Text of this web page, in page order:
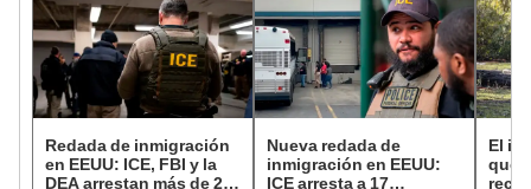
Redada de inmigración
en EEUU: ICE, FBI y la
DEA arrestan más de 20
Nueva redada de
inmigración en EEUU:
ICE arresta a 17
El
que